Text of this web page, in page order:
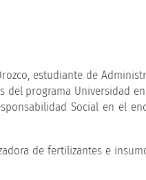
estudiante de
del programa Universidad
Social en el
de fertilizantes e